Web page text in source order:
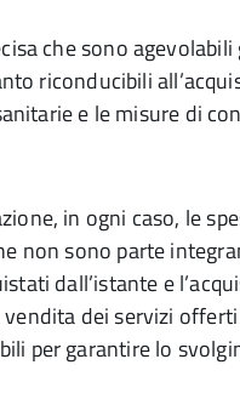
che sono
riconducibili
e le misure di
in ogni caso, le
non sono parte
dall’istante e
dei servizi
per garantire lo